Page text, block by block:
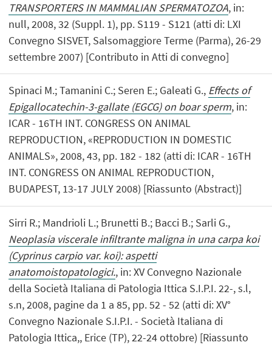
TRANSPORTERS IN MAMMALIAN SPERMATOZOA, in:
null, 2008, 32 (Suppl. 1), pp. S119 - S121 (atti di: LXI
Convegno SISVET, Salsomaggiore Terme (Parma), 26-29
settembre 2007) [Contributo in Atti di convegno]
Spinaci M.; Tamanini C.; Seren E.; Galeati G., Effects of
Epigallocatechin-3-gallate (EGCG) on boar sperm, in:
ICAR - 16TH INT. CONGRESS ON ANIMAL
REPRODUCTION, «REPRODUCTION IN DOMESTIC
ANIMALS», 2008, 43, pp. 182 - 182 (atti di: ICAR - 16TH
INT. CONGRESS ON ANIMAL REPRODUCTION,
BUDAPEST, 13-17 JULY 2008) [Riassunto (Abstract)]
Sirri R.; Mandrioli L.; Brunetti B.; Bacci B.; Sarli G.,
Neoplasia viscerale infiltrante maligna in una carpa koi
(Cyprinus carpio var. koi): aspetti
anatomoistopatologici., in: XV Convegno Nazionale
della Società Italiana di Patologia Ittica S.I.P.I. 22-, s.l,
s.n, 2008, pagine da 1 a 85, pp. 52 - 52 (atti di: XV°
Convegno Nazionale S.I.P.I. - Società Italiana di
Patologia Ittica,, Erice (TP), 22-24 ottobre) [Riassunto